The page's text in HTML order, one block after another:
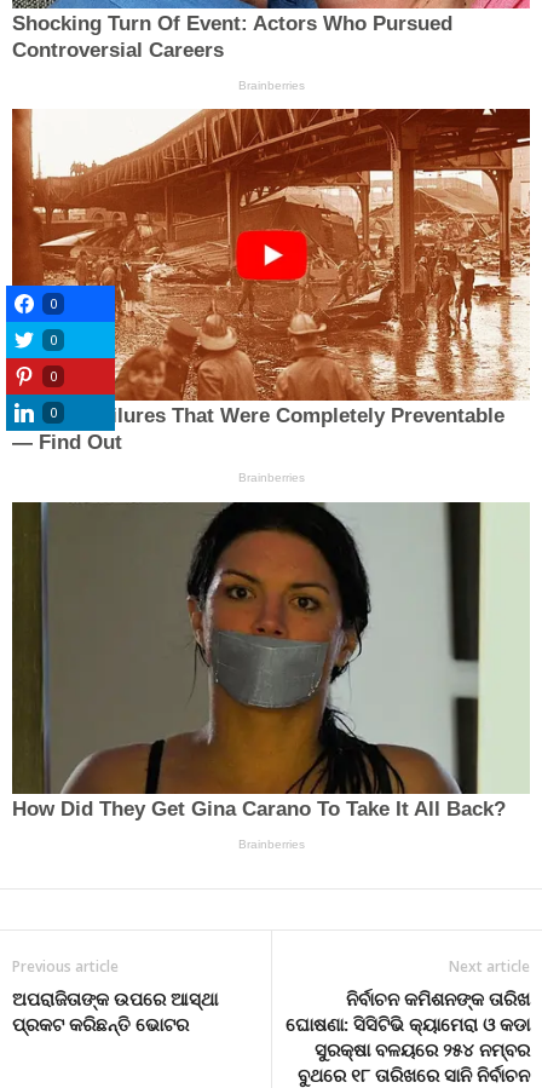
Previous article
ଅପରାଜିତାଙ୍କ ଉପରେ ଆସ୍ଥା
ପ୍ରକଟ କରିଛନ୍ତି ଭୋଟର
Next article
ନିର୍ବାଚନ କମିଶନଙ୍କ ତାରିଖ
ଘୋଷଣା: ସିସିଟିଭି କ୍ୟାମେରା ଓ କଡା
ସୁରକ୍ଷା ବଳୟରେ ୨୫୪ ନମ୍ବର
ବୁଥରେ ୧୮ ତାରିଖରେ ସାନି ନିର୍ବାଚନ
0
0
0
0